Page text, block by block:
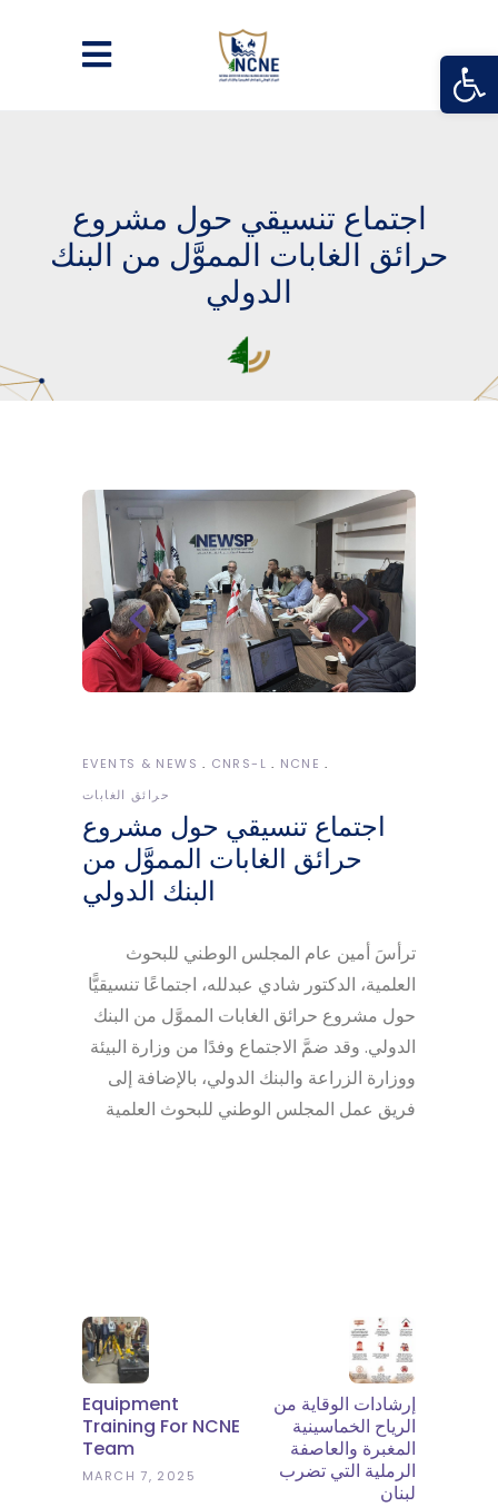
اجتماع تنسيقي حول مشروع
حرائق الغابات المموَّل من البنك
الدولي
EVENTS & NEWS CNRS-L
NCNE
حرائق الغابات
اجتماع تنسيقي حول مشروع
حرائق الغابات المموَّل من
البنك الدولي
ترأسَ أمين عام المجلس الوطني للبحوث
العلمية، الدكتور شادي عبدلله، اجتماعًا تنسيقيًّا
حول مشروع حرائق الغابات المموَّل من البنك
الدولي. وقد ضمَّ الاجتماع وفدًا من وزارة البيئة
ووزارة الزراعة والبنك الدولي، بالإضافة إلى
فريق عمل المجلس الوطني للبحوث العلمية
Equipment
Training For NCNE
Team
MARCH 7, 2025
إرشادات الوقاية من
الرياح الخماسينية
المغبرة والعاصفة
الرملية التي تضرب
لبنان